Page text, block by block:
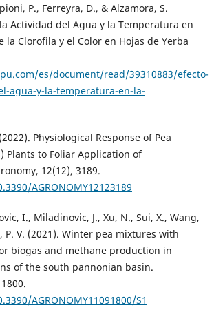
P., Ferreyra, D., & Alzamora, S.
Actividad del Agua y la Temperatura en
la Clorofila y el Color en Hojas de Yerba
es/document/read/39310883/efecto-
agua-y-la-temperatura-en-la-
Physiological Response of Pea
Plants to Foliar Application of
12(12), 3189.
AGRONOMY12123189
I., Miladinovic, J., Xu, N., Sui, X., Wang,
P. V. (2021). Winter pea mixtures with
biogas and methane production in
of the south pannonian basin.
AGRONOMY11091800/S1